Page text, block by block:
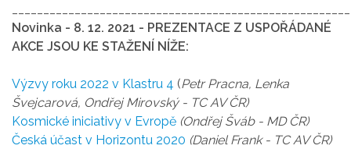
Novinka - 8. 12. 2021 - PREZENTACE Z USPOŘÁDANÉ
AKCE JSOU KE STAŽENÍ NÍŽE:
Výzvy roku 2022 v Klastru 4 (Petr Pracna, Lenka
Švejcarová, Ondřej Mirovský- TC AV ČR)
Kosmické iniciativy v Evropě (Ondřej Šváb - MD ČR)
Česká účast v Horizontu 2020 (Daniel Frank - TC AV ČR)